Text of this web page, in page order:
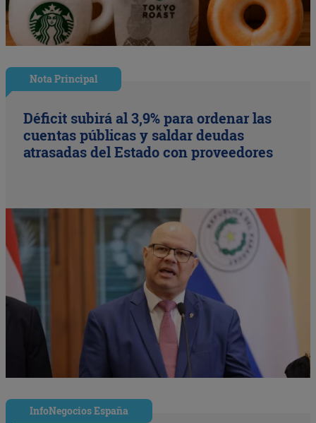
Nota Principal
Déficit subirá al 3,9% para ordenar las
cuentas públicas y saldar deudas
atrasadas del Estado con proveedores
InfoNegocios España